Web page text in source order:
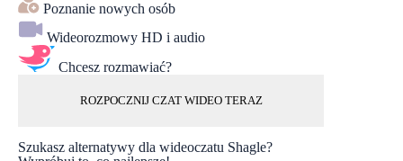
Poznanie nowych osób
Wideorozmowy HD i audio
Chcesz rozmawiać?
ROZPOCZNIJ CZAT WIDEO TERAZ
Szukasz alternatywy dla wideoczatu Shagle?